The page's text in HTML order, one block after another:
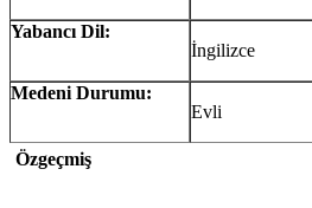
Yabancı Dil:
İngilizce
Medeni Durumu:
Evli
Özgeçmiş